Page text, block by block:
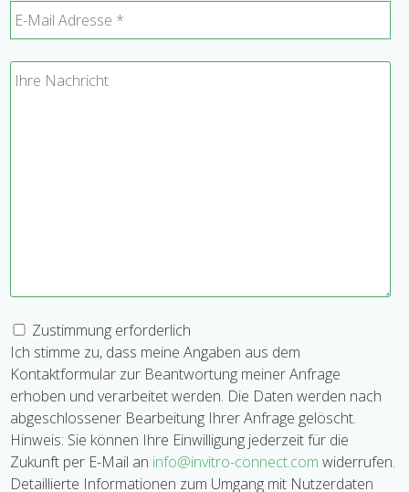
Zustimmung erforderlich
Ich stimme zu, dass meine Angaben aus dem
Kontaktformular zur Beantwortung meiner Anfrage
erhoben und verarbeitet werden. Die Daten werden nach
abgeschlossener Bearbeitung Ihrer Anfrage gelöscht.
Hinweis: Sie können Ihre Einwilligung jederzeit für die
Zukunft per E-Mail an info@invitro-connect.com widerrufen.
Detaillierte Informationen zum Umgang mit Nutzerdaten